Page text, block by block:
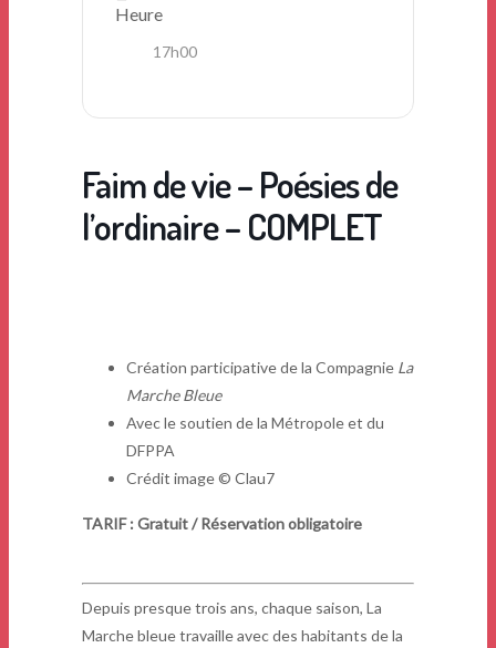
Heure
17h00
Faim de vie – Poésies de
l’ordinaire – COMPLET
Création participative de la Compagnie La
Marche Bleue
Avec le soutien de la Métropole et du
DFPPA
Crédit image © Clau7
TARIF : Gratuit / Réservation obligatoire
Depuis presque trois ans, chaque saison, La
Marche bleue travaille avec des habitants de la